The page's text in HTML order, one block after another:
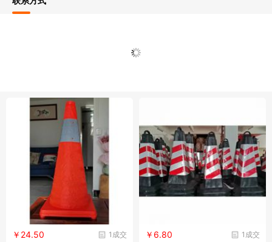
1成交
￥24.50 1成交
￥6.80